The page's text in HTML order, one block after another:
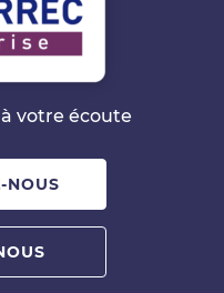
votre écoute
NOUS